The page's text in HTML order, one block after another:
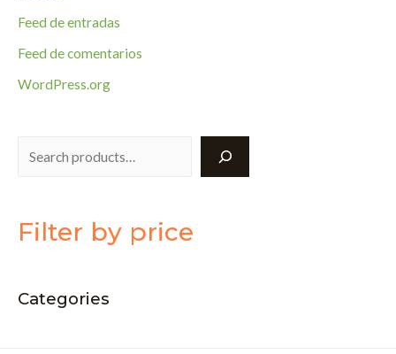
Feed de entradas
Feed de comentarios
WordPress.org
Search
Filter by price
Categories